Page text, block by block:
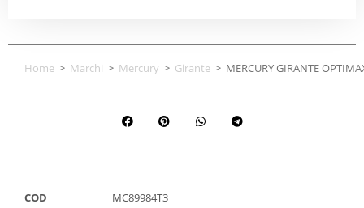
Home > Marchi > Mercury > Girante > MERCURY GIRANTE
COD
MC89984T3